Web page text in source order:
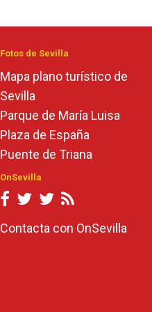
Fotos de Sevilla
Mapa plano turístico de
Sevilla
Parque de María Luisa
Plaza de España
Puente de Triana
OnSevilla
Contacta con OnSevilla